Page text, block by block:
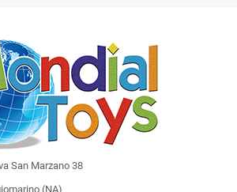
San Marzano 38
(NA)